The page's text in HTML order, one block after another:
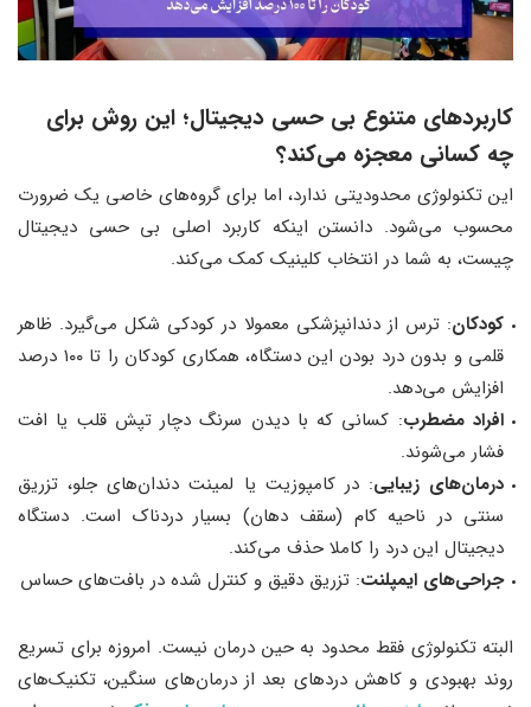
کاربردهای متنوع بی حسی دیجیتال؛ این روش برای
چه کسانی معجزه می‌کند؟
این تکنولوژی محدودیتی ندارد، اما برای گروه‌های خاصی یک ضرورت
محسوب می‌شود. دانستن اینکه کاربرد اصلی بی حسی دیجیتال
چیست، به شما در انتخاب کلینیک کمک می‌کند.
کودکان: ترس از دندانپزشکی معمولا در کودکی شکل می‌گیرد. ظاهر
قلمی و بدون درد بودن این دستگاه، همکاری کودکان را تا ۱۰۰ درصد
افزایش می‌دهد.
افراد مضطرب: کسانی که با دیدن سرنگ دچار تپش قلب یا افت
فشار می‌شوند.
درمان‌های زیبایی: در کامپوزیت یا لمینت دندان‌های جلو، تزریق
سنتی در ناحیه کام (سقف دهان) بسیار دردناک است. دستگاه
دیجیتال این درد را کاملا حذف می‌کند.
جراحی‌های ایمپلنت: تزریق دقیق و کنترل شده در بافت‌های حساس
البته تکنولوژی فقط محدود به حین درمان نیست. امروزه برای تسریع
روند بهبودی و کاهش دردهای بعد از درمان‌های سنگین، تکنیک‌های